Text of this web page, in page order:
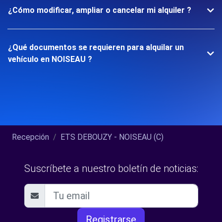
¿Cómo modificar, ampliar o cancelar mi alquiler ?
¿Qué documentos se requieren para alquilar un
vehículo en NOISEAU ?
Recepción ETS DEBOUZY - NOISEAU (C)
Suscríbete a nuestro boletín de noticias:
Registrarse